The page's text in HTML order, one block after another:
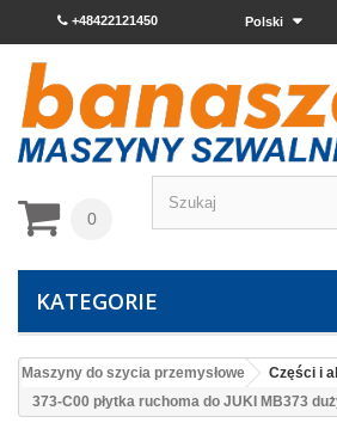
Polski
+48422121450
0
KATEGORIE
Maszyny do szycia przemysłowe Części i
373-C00 płytka ruchoma do JUKI MB373